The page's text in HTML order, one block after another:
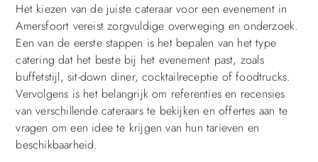
Het kiezen van de juiste cateraar voor een evenement in
Amersfoort vereist zorgvuldige overweging en onderzoek.
Een van de eerste stappen is het bepalen van het type
catering dat het beste bij het evenement past, zoals
buffetstijl, sit-down diner, cocktailreceptie of foodtrucks.
Vervolgens is het belangrijk om referenties en recensies
van verschillende cateraars te bekijken en offertes aan te
vragen om een idee te krijgen van hun tarieven en
beschikbaarheid.